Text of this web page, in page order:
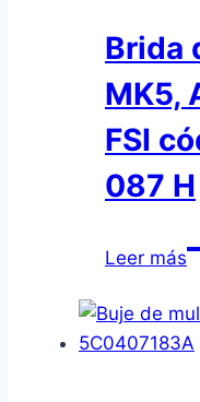
Brida
MK5,
FSI
087 H
Leer más